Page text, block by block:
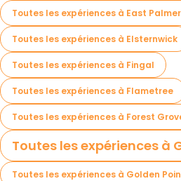
Toutes les expériences à East
Toutes les expériences à Elsternwick
Toutes les expériences à Fingal
Toutes les expériences à Flametree
Toutes les expériences à Forest
Toutes les expériences à
Toutes les expériences à Golden